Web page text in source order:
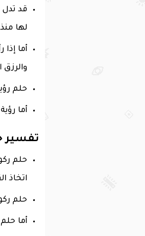
قد تدل
لها
أما
والرزق
حلم
أما
تفسير
حلم
اتخاذ
حلم
أما